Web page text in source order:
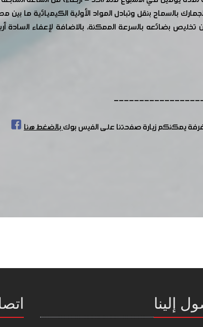
بالسماح بنقل وتبادل المواد الأولية الكيميائية ما بين
تخليص بضائعه بالسرعة الممكنة، بالاضافة لإعفاء
يمكنكم زيارة صفحتنا على الفيس بوكبالضغط هنا
إلينا